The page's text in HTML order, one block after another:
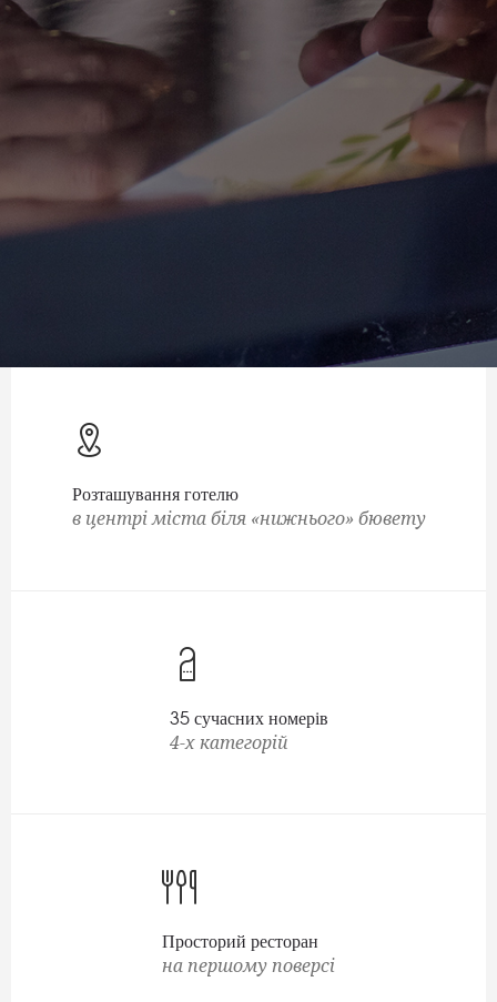
Розташування готелю
в центрі міста біля «нижнього» бювету
35 сучасних номерів
4-х категорій
Просторий ресторан
на першому поверсі